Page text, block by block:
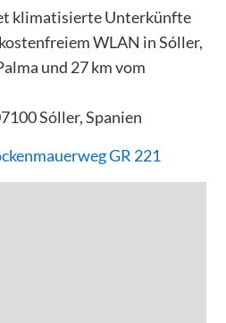
klimatisierte Unterkünfte
WLAN in Sóller,
und 27 km vom
Sóller, Spanien
GR 221